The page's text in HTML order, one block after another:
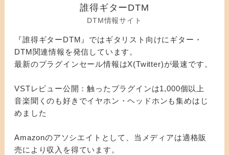
誰得ギターDTM
DTM情報サイト
『誰得ギターDTM』ではギタリスト向けにギター・
DTM関連情報を発信しています。
最新のプラグインセール情報はX(Twitter)が最速です。
VSTレビュー公開：触ったプラグインは1,000個以上
音楽聞くのも好きでイヤホン・ヘッドホンも集めはじ
めました
Amazonのアソシエイトとして、当メディアは適格販
売により収入を得ています。